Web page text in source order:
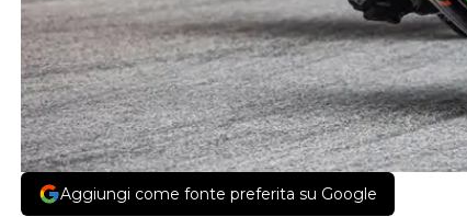
Aggiungi come fonte preferita su Google